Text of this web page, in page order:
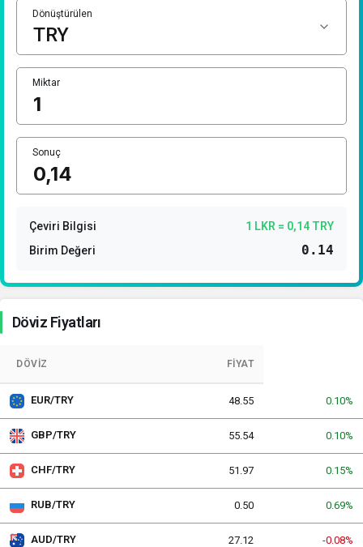
1 Euro Kaç TL ?
1 Euro Kaç TL ?
1 CHF Kaç TL ?
1 RUB Kaç TL ?
1 CNY Kaç TL ?
Dönüştürülen
Miktar
Sonuç
Çeviri Bilgisi
1 LKR = 0,14 TRY
Birim Değeri
0.14
Döviz Fiyatları
DÖVIZ FIYAT
EUR/TRY 48.55 0.10%
GBP/TRY 55.54 0.10%
CHF/TRY 51.97 0.15%
RUB/TRY 0.50 0.69%
AUD/TRY 27.12 -0.08%